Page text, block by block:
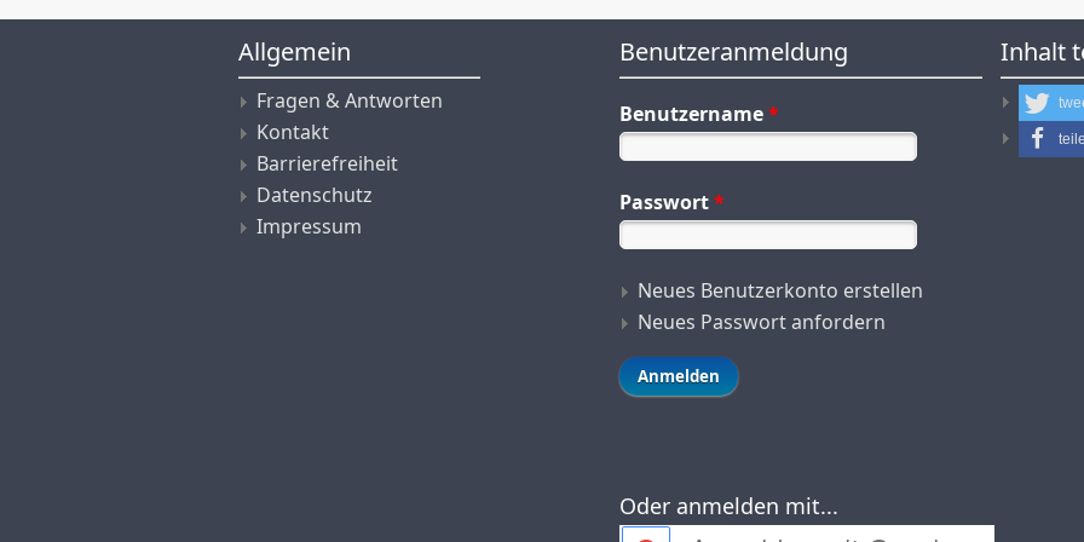
Allgemein
Fragen & Antworten
Kontakt
Barrierefreiheit
Datenschutz
Impressum
Benutzeranmeldung
Benutzername*
Passwort*
Neues Benutzerkonto erstellen
Neues Passwort anfordern
Oder anmelden mit...
Inhalt